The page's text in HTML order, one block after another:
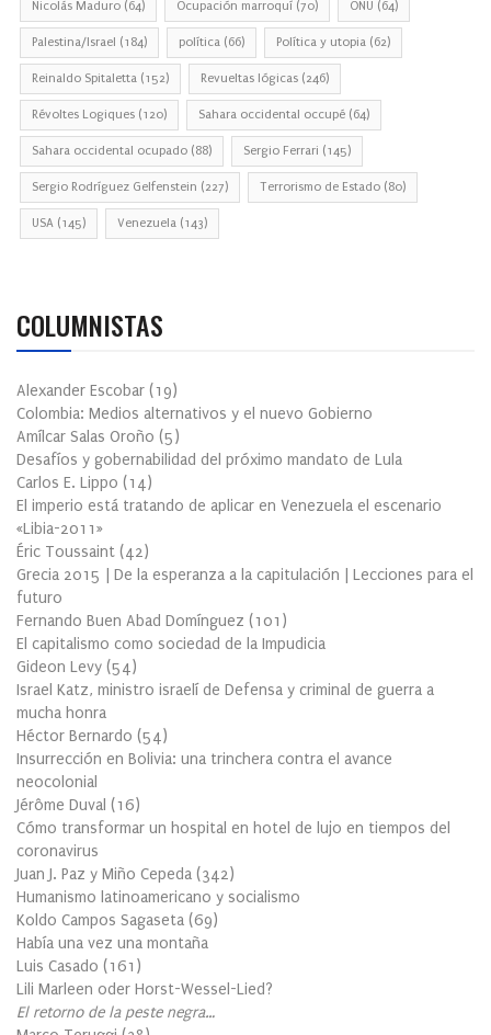
Nicolás Maduro (64) Ocupación marroquí (70) ONU (64)
Palestina/Israel (184) política (66) Política y utopia (62)
Reinaldo Spitaletta (152) Revueltas lógicas (246)
Révoltes Logiques (120) Sahara occidental occupé (64)
Sahara occidental ocupado (88) Sergio Ferrari (145)
Sergio Rodríguez Gelfenstein (227) Terrorismo de Estado (80)
USA (145) Venezuela (143)
COLUMNISTAS
Alexander Escobar (19)
Colombia: Medios alternativos y el nuevo Gobierno
Amílcar Salas Oroño (5)
Desafíos y gobernabilidad del próximo mandato de Lula
Carlos E. Lippo (14)
El imperio está tratando de aplicar en Venezuela el escenario
«Libia-2011»
Éric Toussaint (42)
Grecia 2015 | De la esperanza a la capitulación | Lecciones para el
futuro
Fernando Buen Abad Domínguez (101 )
El capitalismo como sociedad de la Impudicia
Gideon Levy (54)
Israel Katz, ministro israelí de Defensa y criminal de guerra a
mucha honra
Héctor Bernardo (54)
Insurrección en Bolivia: una trinchera contra el avance
neocolonial
Jérôme Duval (16)
Cómo transformar un hospital en hotel de lujo en tiempos del
coronavirus
Juan J. Paz y Miño Cepeda (342)
Humanismo latinoamericano y socialismo
Koldo Campos Sagaseta (69)
Había una vez una montaña
Luis Casado (161 )
Lili Marleen oder Horst-Wessel-Lied?
El retorno de la peste negra…